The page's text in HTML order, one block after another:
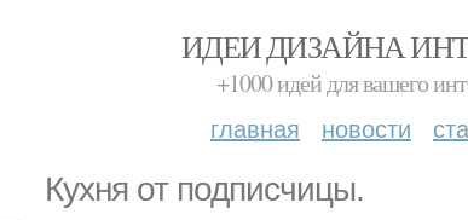
ИДЕИ ДИЗАЙНА
+1000 идей для вашего
главная новости
Кухня от подписчицы.